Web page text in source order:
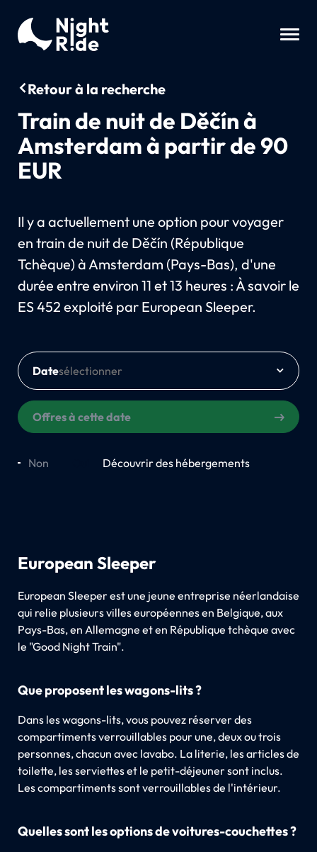
Retour à la recherche
Train de nuit de Děčín à
Amsterdam à partir de 90
EUR
Il y a actuellement une option pour voyager
en train de nuit de Děčín (République
Tchèque) à Amsterdam (Pays-Bas), d'une
durée entre environ 11 et 13 heures : À savoir le
ES 452 exploité par European Sleeper.
Date
Offres à cette date
Non Découvrir des hébergements
European Sleeper
European Sleeper est une jeune entreprise néerlandaise
qui relie plusieurs villes européennes en Belgique, aux
Pays-Bas, en Allemagne et en République tchèque avec
le "Good Night Train".
Que proposent les wagons-lits ?
Dans les wagons-lits, vous pouvez réserver des
compartiments verrouillables pour une, deux ou trois
personnes, chacun avec lavabo. La literie, les articles de
toilette, les serviettes et le petit-déjeuner sont inclus.
Les compartiments sont verrouillables de l'intérieur.
Quelles sont les options de voitures-couchettes ?